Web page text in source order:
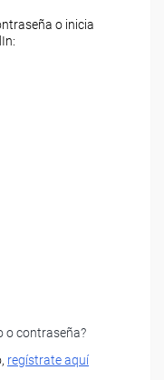
o inicia
o contraseña?
regístrate aquí